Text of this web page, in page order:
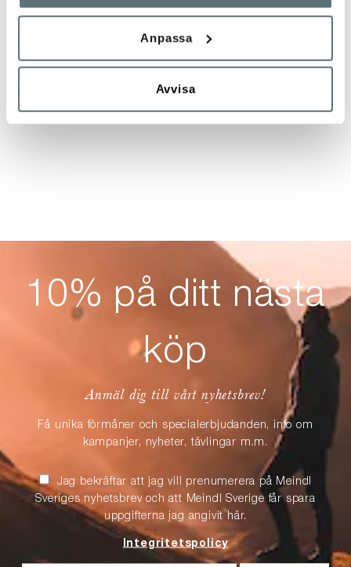
Anpassa
Avvisa
10% på ditt nästa
köp
Anmäl dig till vårt nyhetsbrev!
Få unika förmåner och specialerbjudanden, info om
kampanjer, nyheter, tävlingar m.m.
Jag bekräftar att jag vill prenumerera på Meindl
Sveriges nyhetsbrev och att Meindl Sverige får spara
uppgifterna jag angivit här.
Integritetspolicy